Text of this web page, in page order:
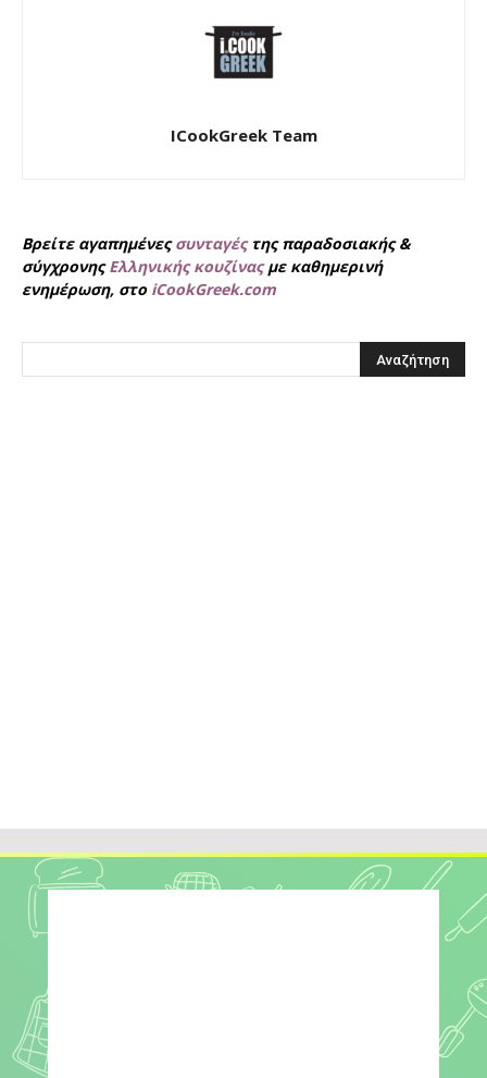
ICookGreek Team
Βρείτε αγαπημένεςσυνταγέςτης παραδοσιακής &
σύγχρονηςΕλληνικής κουζίναςμε καθημερινή
ενημέρωση, στο iCookGreek.com